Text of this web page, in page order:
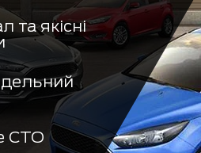
та якісні
СТО